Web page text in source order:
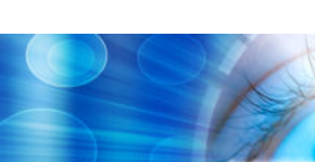
to
contentvinivida.lk